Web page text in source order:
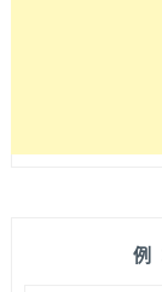
例